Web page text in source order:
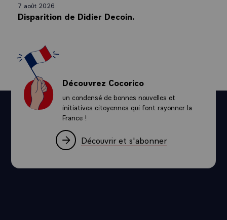
7 août 2026
Disparition de Didier Decoin.
Découvrez Cocorico
un condensé de bonnes nouvelles et
initiatives citoyennes qui font rayonner la
France !
Découvrir et s'abonner